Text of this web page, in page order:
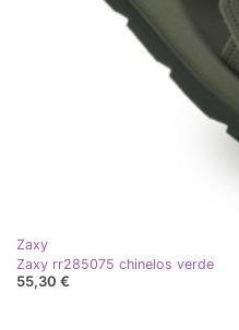
Zaxy
Zaxy rr285075 chinelos verde
55,30 €